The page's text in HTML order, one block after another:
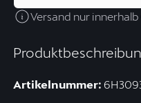
Artikelnummer:
Versand nur